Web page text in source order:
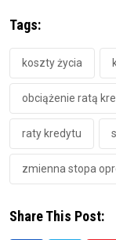
Tags:
koszty życia
obciążenie ratą
raty kredytu
zmienna stopa
Share This Post: